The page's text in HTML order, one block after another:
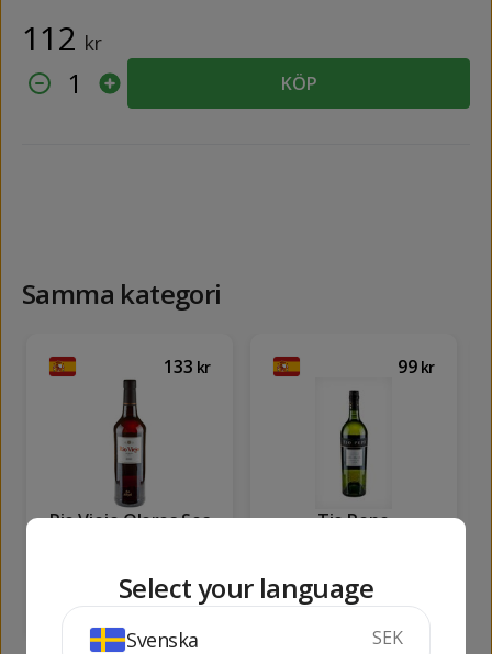
112 kr
1 KÖP
Samma kategori
133 kr
Rio Viejo Oloros Sec
KÖP
99 kr
Tio Pepe
KÖP
Select your language
Svenska SEK